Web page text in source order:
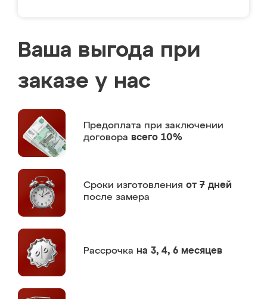
Ваша выгода при
заказе у нас
Предоплата при заключении
договора всего 10%
Сроки изготовления от 7 дней
после замера
Рассрочка на 3, 4, 6 месяцев